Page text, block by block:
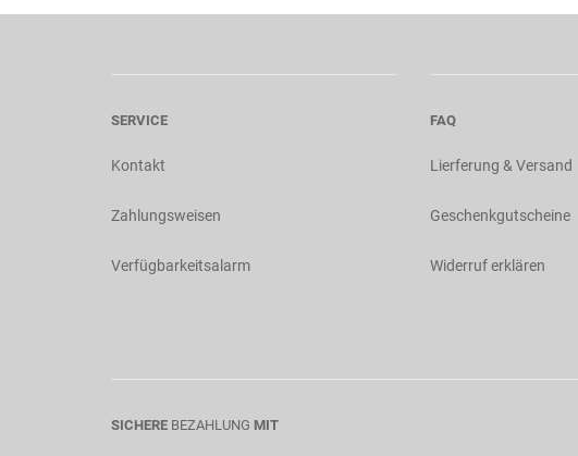
SERVICE
Kontakt
Zahlungsweisen
Verfügbarkeitsalarm
FAQ
Lierferung & Versand
Geschenkgutscheine
Widerruf erklären
SICHERE BEZAHLUNG MIT